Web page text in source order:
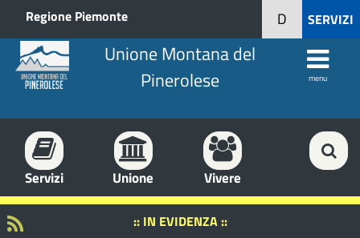
Regione Piemonte SERVIZI
D
Unione Montana del
Pinerolese
menu
Servizi Unione Vivere
:: IN EVIDENZA ::